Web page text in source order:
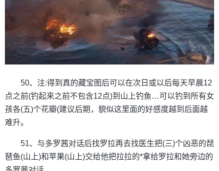
50、注:得到真的藏宝图后可以在次日或以后每天早晨12
点之前(钓起来之前不包含12点)到山上钓鱼…可以钓到所有女
孩各(五)个花瓣(建议后期，貌似这里面的好感度越到后面越
难升。
51、与多罗茜对话后找罗拉再去找医生把(三)个凶恶的琵
琶鱼(山上)和苹果(山上)交给他把拉拉的*拿给罗拉和她旁边的